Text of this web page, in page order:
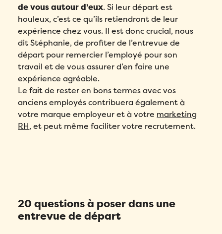
de vous autour d’eux. Si leur départ est
houleux, c’est ce qu’ils retiendront de leur
expérience chez vous. Il est donc crucial, nous
dit Stéphanie, de profiter de l’entrevue de
départ pour remercier l’employé pour son
travail et de vous assurer d’en faire une
expérience agréable.
Le fait de rester en bons termes avec vos
anciens employés contribuera également à
votre marque employeur et à votre marketing
RH, et peut même faciliter votre recrutement.
20 questions à poser dans une
entrevue de départ